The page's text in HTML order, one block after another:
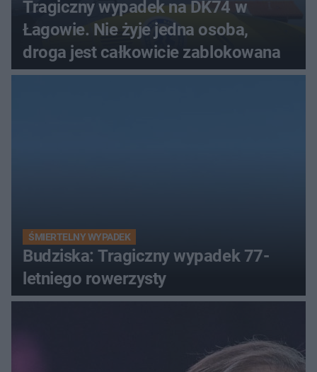
Tragiczny wypadek na DK74 w
Łagowie. Nie żyje jedna osoba,
droga jest całkowicie zablokowana
ŚMIERTELNY WYPADEK
Budziska: Tragiczny wypadek 77-
letniego rowerzysty